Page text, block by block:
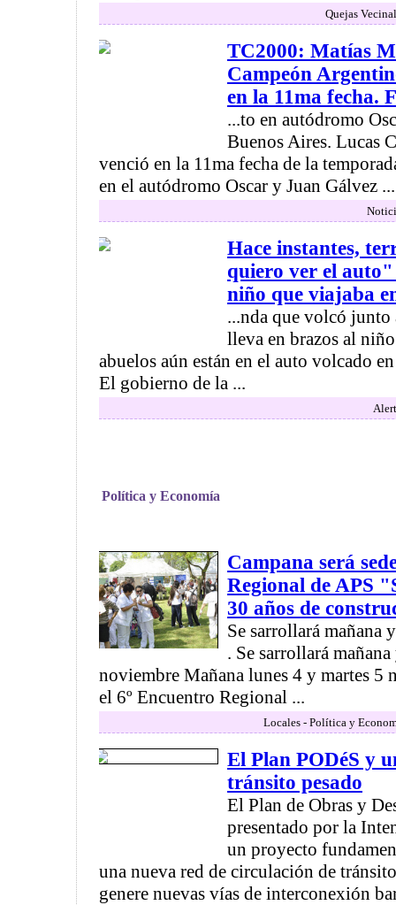
Quejas
TC2000: Matías
Campeón
en la 11ma fecha.
...to en autódromo
Buenos Aires. Lucas
venció en la 11ma fecha de la
en el autódromo Oscar y Juan Gálvez ...
Hace instantes,
quiero ver el
niño que viajaba
...nda que volcó
lleva en brazos al
abuelos aún están en el auto volcado
El gobierno de la ...
Política y Economía
Campana será
Regional de APS
30 años de
Se sarrollará mañana
. Se sarrollará
noviembre Mañana lunes 4 y martes 5
el 6º Encuentro Regional ...
Locales - Política y
El Plan PODéS y
tránsito pesado
El Plan de Obras y
presentado por la
un proyecto
una nueva red de circulación de
genere nuevas vías de interconexión